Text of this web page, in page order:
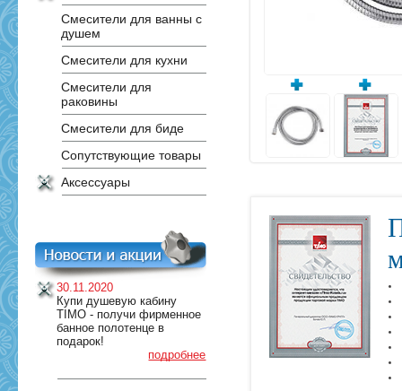
Смесители для ванны с
душем
Смесители для кухни
Смесители для
раковины
Смесители для биде
Сопутствующие товары
Аксессуары
30.11.2020
Купи душевую кабину
TIMO - получи фирменное
банное полотенце в
подарок!
подробнее